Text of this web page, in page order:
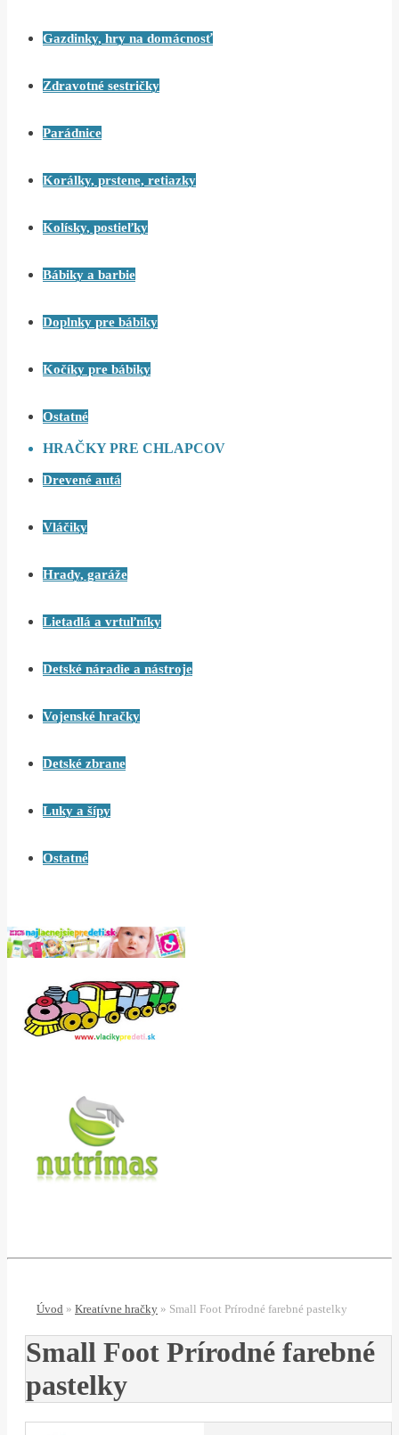
Gazdinky, hry na domácnosť
Zdravotné sestričky
Parádnice
Korálky, prstene, retiazky
Kolísky, postieľky
Bábiky a barbie
Doplnky pre bábiky
Kočíky pre bábiky
Ostatné
HRAČKY PRE CHLAPCOV
Drevené autá
Vláčiky
Hrady, garáže
Lietadlá a vrtuľníky
Detské náradie a nástroje
Vojenské hračky
Detské zbrane
Luky a šípy
Ostatné
Úvod » Kreatívne hračky » Small Foot Prírodné farebné pastelky
Small Foot Prírodné farebné
pastelky